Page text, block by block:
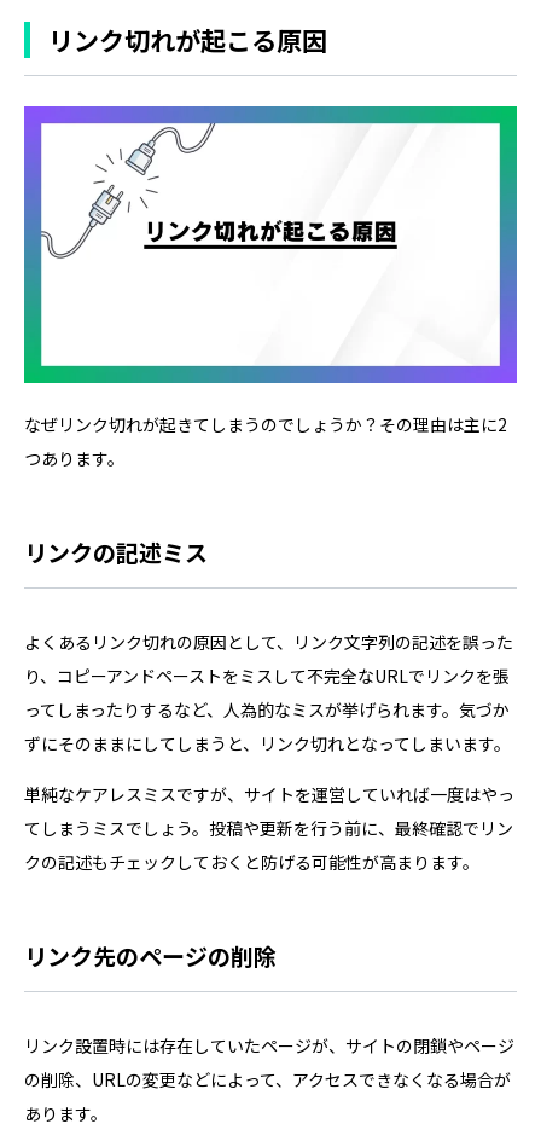
リンク切れが起こる原因
なぜリンク切れが起きてしまうのでしょうか？その理由は主に2
つあります。
リンクの記述ミス
よくあるリンク切れの原因として、リンク文字列の記述を誤った
り、コピーアンドペーストをミスして不完全なURLでリンクを張
ってしまったりするなど、人為的なミスが挙げられます。気づか
ずにそのままにしてしまうと、リンク切れとなってしまいます。
単純なケアレスミスですが、サイトを運営していれば一度はやっ
てしまうミスでしょう。投稿や更新を行う前に、最終確認でリン
クの記述もチェックしておくと防げる可能性が高まります。
リンク先のページの削除
リンク設置時には存在していたページが、サイトの閉鎖やページ
の削除、URLの変更などによって、アクセスできなくなる場合が
あります。